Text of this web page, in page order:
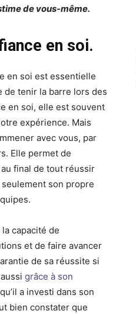
de vous-même.
en soi.
en soi est essentielle
de tenir la barre lors des
en soi, elle est souvent
expérience. Mais
avec vous, par
Elle permet de
final de tout réussir
son propre
capacité de
et de faire avancer
de sa réussite si
aussigrâce à son
a investi dans son
bien constater que